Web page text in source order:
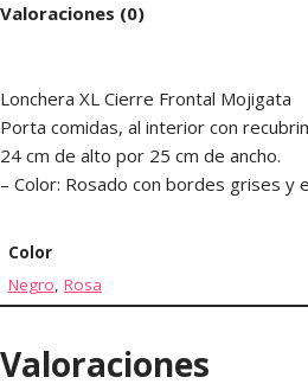
Valoraciones (0)
Lonchera XL Cierre Frontal Mojigata
Porta comidas, al interior con
24 cm de alto por 25 cm de ancho.
– Color: Rosado con bordes grises y
Color
Negro, Rosa
Valoraciones